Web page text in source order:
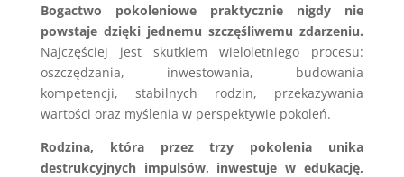
Bogactwo pokoleniowe praktycznie nigdy nie
powstaje dzięki jednemu szczęśliwemu zdarzeniu.
Najczęściej jest skutkiem wieloletniego procesu:
oszczędzania, inwestowania, budowania
kompetencji, stabilnych rodzin, przekazywania
wartości oraz myślenia w perspektywie pokoleń.
Rodzina, która przez trzy pokolenia unika
destrukcyjnych impulsów, inwestuje w edukację,